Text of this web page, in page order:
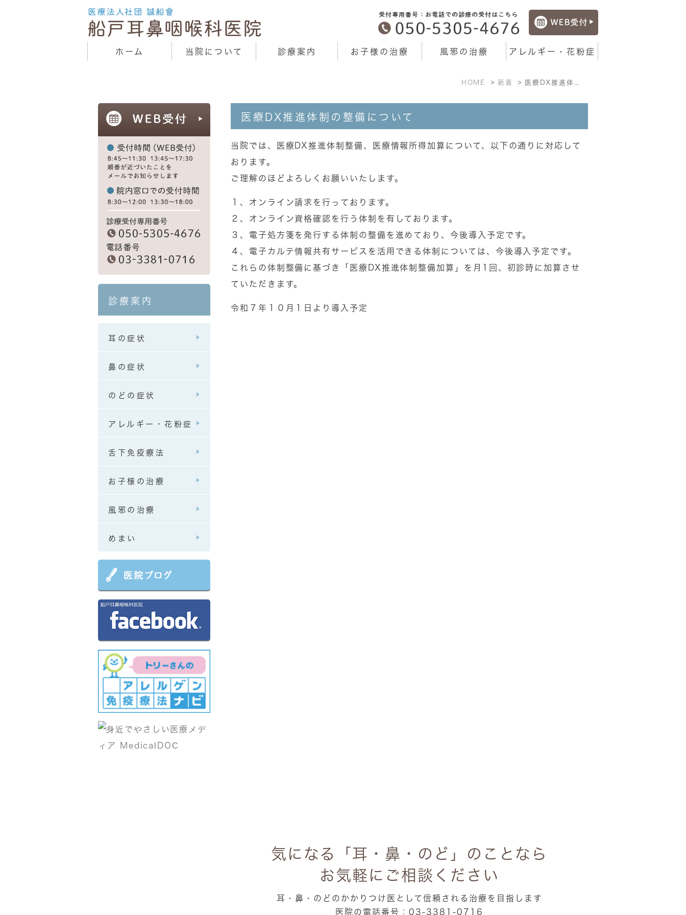
ホーム 当院について 診療案内 お子様の治療 風邪の治療 アレルギー・花粉症
HOME 新着 医療DX推進体制の整備について
医療DX推進体制の整備について
当院では、医療DX推進体制整備、医療情報所得加算について、以下の通りに対応して
おります。
ご理解のほどよろしくお願いいたします。
１、オンライン請求を行っております。
２、オンライン資格確認を行う体制を有しております。
３、電子処方箋を発行する体制の整備を進めており、今後導入予定です。
４、電子カルテ情報共有サービスを活用できる体制については、今後導入予定です。
これらの体制整備に基づき「医療DX推進体制整備加算」を月1回、初診時に加算させ
ていただきます。
令和７年１０月１日より導入予定
気になる「耳・鼻・のど」のことなら
お気軽にご相談ください
耳・鼻・のどのかかりつけ医として信頼される治療を目指します
医院の電話番号：03-3381-0716
診療案内
耳の症状
鼻の症状
のどの症状
アレルギー・花粉症
舌下免疫療法
お子様の治療
風邪の治療
めまい